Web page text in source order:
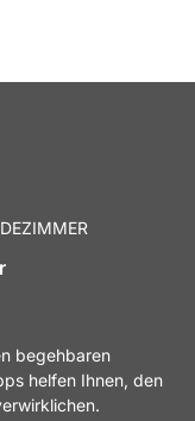
begehbaren
helfen Ihnen, den